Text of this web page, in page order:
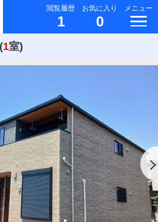
閲覧履歴
1
お気に入り
0
メニュー
1室)